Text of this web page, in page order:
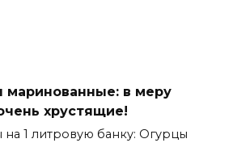
в меру
хрустящие!
1 литровую банку: Огурцы